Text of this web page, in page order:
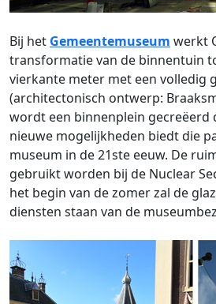
Bij het Gemeentemuseum werkt
transformatie van de binnentuin
vierkante meter met een volledig
(architectonisch ontwerp:
wordt een binnenplein gecreëerd
nieuwe mogelijkheden biedt die
museum in de 21ste eeuw. De
gebruikt worden bij de Nuclear
het begin van de zomer zal de
diensten staan van de